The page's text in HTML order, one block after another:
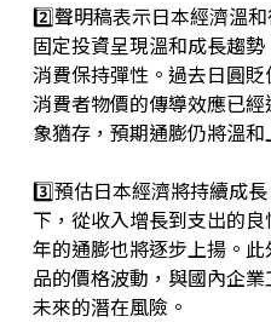
2️⃣聲明稿表示日本經濟溫
固定投資呈現溫和成長趨
消費保持彈性。過去日圓
消費者物價的傳導效應已
象猶存，預期通膨仍將溫和
3️⃣預估日本經濟將持續成
下，從收入增長到支出的
年的通膨也將逐步上揚。
品的價格波動，與國內企
未來的潛在風險。